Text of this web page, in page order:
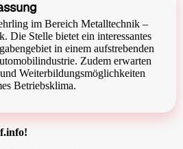
im Bereich Metalltechnik –
Die Stelle bietet ein interessantes
in einem aufstrebenden
Zudem erwarten
Weiterbildungsmöglichkeiten
Betriebsklima.